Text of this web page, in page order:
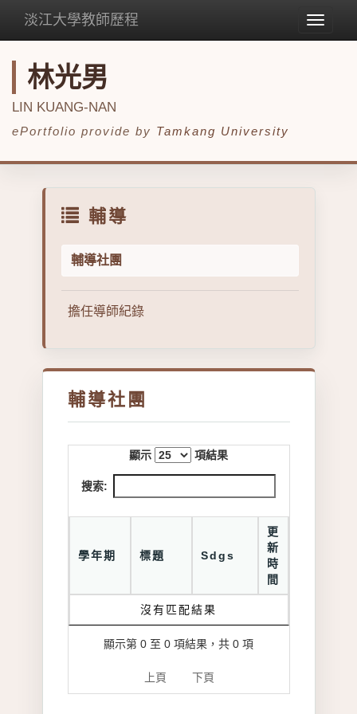
Toggle
淡江大學教師歷程
林光男
LIN KUANG-NAN
ePortfolio provide by Tamkang University
輔導
輔導社團
擔任導師紀錄
輔導社團
顯示 項結果
搜索:
學年期 標題 Sdgs
更
新
時
間
沒有匹配結果
顯示第 0 至 0 項結果，共 0 項
上頁 下頁